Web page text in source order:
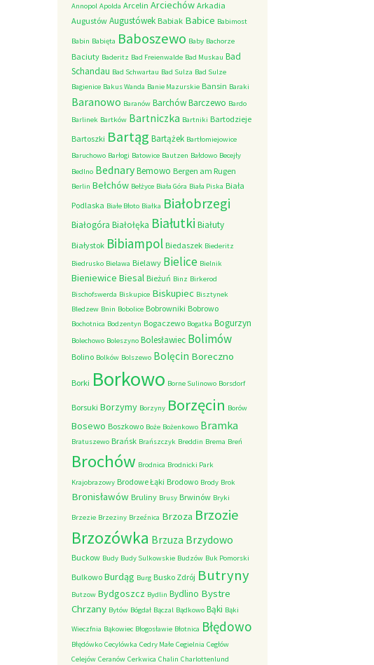
Annopol Apolda Arcelin Arciechów Arkadia
Augustów Augustówek Babiak Babice Babimost
Babin Babięta Baboszewo Baby Bachorze
Baciuty Baderitz Bad Freienwalde Bad Muskau Bad
Schandau Bad Schwartau Bad Sulza Bad Sulze
Bagienice Bakus Wanda Banie Mazurskie Bansin Baraki
Baranowo Baranów BarchówBarczewo Bardo
Barlinek Bartków Bartniczka Bartniki Bartodzieje
Bartoszki Bartąg Bartążek Bartłomiejowice
Baruchowo Barłogi Batowice Bautzen Bałdowo Becejły
Bedlno BednaryBemowo Bergen am Rugen
Berlin Bełchów Bełżyce Biała Góra Biała Piska Biała
Podlaska Białe Błoto Białka Białobrzegi
Białogóra Białołęka Białutki Białuty
Białystok Bibiampol Biedaszek Biederitz
Biedrusko Bielawa Bielawy Bielice Bielnik
Bieniewice Biesal Bieżuń Binz Birkerod
Bischofswerda Biskupice Biskupiec Bisztynek
Bledzew Bnin Bobolice Bobrowniki Bobrowo
Bochotnica Bodzentyn Bogaczewo Bogatka Bogurzyn
Bolechowo Boleszyno Bolesławiec Bolimów
Bolino Bolków Bolszewo Bolęcin Boreczno
Borki Borkowo Borne Sulinowo Borsdorf
Borsuki Borzymy Borzyny Borzęcin Borów
Bosewo Boszkowo Boże Bożenkowo Bramka
Bratuszewo Brańsk Brańszczyk Breddin Brema Breń
Brochów Brodnica Brodnicki Park
Krajobrazowy Brodowe Łąki Brodowo Brody Brok
Bronisławów Bruliny Brusy Brwinów Bryki
Brzezie Brzeziny Brzeźnica Brzoza Brzozie
Brzozówka Brzuza Brzydowo
Buckow Budy Budy Sulkowskie Budzów Buk Pomorski
Bulkowo Burdąg Burg Busko Zdrój Butryny
Butzow Bydgoszcz Bydlin Bydlino Bystre
Chrzany Bytów Bógdał Bączal Bądkowo Bąki Bąki
Wieczfnia Bąkowiec Błogosławie Błotnica Błędowo
Błędówko Cecylówka Cedry Małe Cegielnia Cegłów
Celejów Ceranów Cerkwica Chalin Charlottenlund